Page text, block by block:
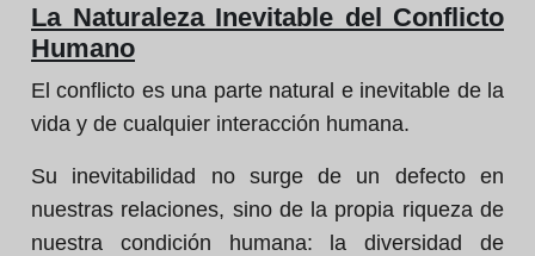
La Naturaleza Inevitable del Conflicto
Humano
El conflicto es una parte natural e inevitable de la
vida y de cualquier interacción humana.
Su inevitabilidad no surge de un defecto en
nuestras relaciones, sino de la propia riqueza de
nuestra condición humana: la diversidad de